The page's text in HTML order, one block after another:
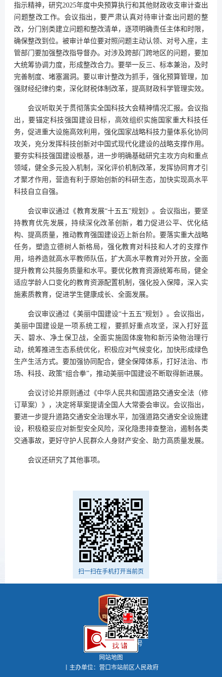
指示精神，研究2025年度中央预算执行和其他财政收支审计查出
问题整改工作。会议指出，要严肃认真对待审计查出问题的整
改，分门别类建立问题和整改清单，逐项明确责任主体和时限，
确保整改到位。被审计单位要对照问题主动认领、对号入座，主
管部门要加强整改指导督办。对涉及跨部门跨地区的问题，要加
大统筹协调力度，形成整改合力。要举一反三、标本兼治，及时
完善制度、堵塞漏洞。要以审计整改为抓手，强化预算管理，加
强财经纪律约束，深化财税体制改革，提高财政科学管理实效。
会议听取关于贯彻落实全国科技大会精神情况汇报。会议指
出，要锚定科技强国建设目标，高效组织实施国家重大科技任
务，促进重大设施高效利用，强化国家战略科技力量体系化协同
攻关，充分发挥科技创新对中国式现代化建设的战略支撑作用。
要夯实科技强国建设根基，进一步明确基础研究主攻方向和重点
领域，健全多元投入机制，深化评价机制改革，发挥协同育才引
才聚才作用，营造有利于原始创新的科研生态，加快实现高水平
科技自立自强。
会议审议通过《教育发展“十五五”规划》。会议指出，要坚
持教育优先发展，持续深化改革创新，着力促进公平、优化结
构、提高质量，推动教育强国建设迈上新台阶。要落实重大战略
任务，塑造立德树人新格局，强化教育对科技和人才的支撑作
用，培养造就高水平教师队伍，扩大高水平教育对外开放，全面
提升教育公共服务质量和水平。要优化教育资源统筹布局，健全
适应学龄人口变化的教育资源配置机制，强化投入保障，深入实
施素质教育，促进学生健康成长、全面发展。
会议审议通过《美丽中国建设“十五五”规划》。会议指出，
美丽中国建设是一项系统工程，要抓好重点攻坚，深入打好蓝
天、碧水、净土保卫战，全面实施固体废物和新污染物治理行
动，统筹推进生态系统优化，积极应对气候变化，加快形成绿色
生产生活方式。要加强协同配合，健全保障体系，打好法治、市
场、科技、政策“组合拳”，推动美丽中国建设不断取得新进展。
会议讨论并原则通过《中华人民共和国道路交通安全法（修
订草案）》，决定将草案提请全国人大常委会审议。会议指出，
要进一步提升道路交通安全治理水平，加强道路交通安全设施建
设，积极稳妥应对新型安全风险，深化隐患排查整治，遏制各类
交通事故，更好守护人民群众人身财产安全、助力高质量发展。
会议还研究了其他事项。
扫一扫在手机打开当前页
微信公众号
网站地图
丨主办单位：营口市站前区人民政府